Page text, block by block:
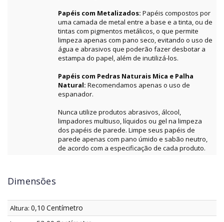
Papéis com Metalizados: Papéis compostos por
uma camada de metal entre a base e a tinta, ou de
tintas com pigmentos metálicos, o que permite
limpeza apenas com pano seco, evitando o uso de
água e abrasivos que poderão fazer desbotar a
estampa do papel, além de inutilizá-los.
Papéis com Pedras Naturais Mica e Palha
Natural: Recomendamos apenas o uso de
espanador.
Nunca utilize produtos abrasivos, álcool,
limpadores multiuso, líquidos ou gel na limpeza
dos papéis de parede. Limpe seus papéis de
parede apenas com pano úmido e sabão neutro,
de acordo com a especificação de cada produto.
Dimensões
Altura: 0,10 Centímetro